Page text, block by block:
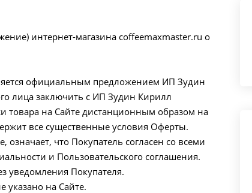
интернет-магазина coffeemaxmaster.ru о
официальным предложением ИП Зудин
лица заключить с ИП Зудин Кирилл
на Сайте дистанционным образом на
все существенные условия Оферты.
что Покупатель согласен со всеми
и Пользовательского соглашения.
уведомления Покупателя.
указано на Сайте.